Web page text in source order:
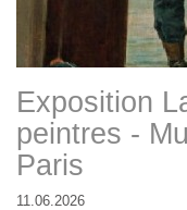
Exposition
peintres -
Paris
11.06.2026